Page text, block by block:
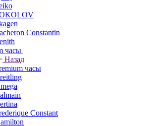
Constantin
часы
Назад
часы
Constant